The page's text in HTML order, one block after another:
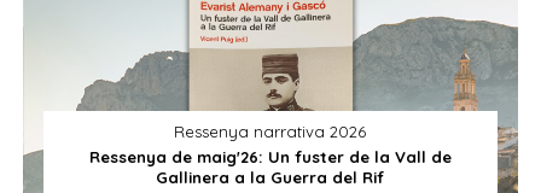
Ressenya narrativa 2026
Ressenya de maig'26: Un fuster de la Vall de
Gallinera a la Guerra del Rif